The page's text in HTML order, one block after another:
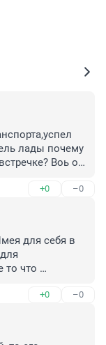
лады почему
Воь он
+0 –0
для себя в
то что
+0 –0